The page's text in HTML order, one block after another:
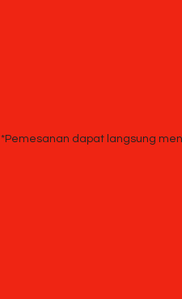
*Pemesanan dapat langsung